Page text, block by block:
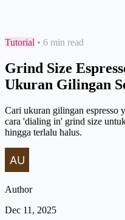
Tutorial • 6 min read
Grind Size
Ukuran Gilingan
Cari ukuran gilingan espresso
cara 'dialing in' grind size
hingga terlalu halus.
Author
Dec 11, 2025